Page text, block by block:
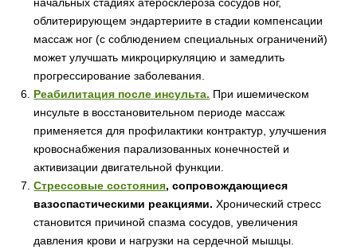
облитерирующем эндартериите в стадии компенсации
массаж ног (с соблюдением специальных ограничений)
может улучшать микроциркуляцию и замедлить
прогрессирование заболевания.
Реабилитация после инсульта. При ишемическом
инсульте в восстановительном периоде массаж
применяется для профилактики контрактур, улучшения
кровоснабжения парализованных конечностей и
активизации двигательной функции.
Стрессовые состояния, сопровождающиеся
вазоспастическими реакциями. Хронический стресс
становится причиной спазма сосудов, увеличения
давления крови и нагрузки на сердечной мышцы.